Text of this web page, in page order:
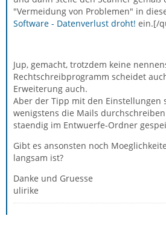
"Vermeidung von Problemen" in
Software - Datenverlust droht! ein.[/
Jup, gemacht, trotzdem keine
Rechtschreibprogramm scheidet
Erweiterung auch.
Aber der Tipp mit den Einstellungen
wenigstens die Mails
staendig im Entwuerfe-Ordner
Gibt es ansonsten noch
langsam ist?
Danke und Gruesse
ulirike